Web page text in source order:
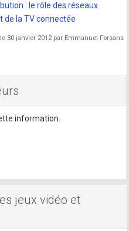
: le rôle des réseaux
de la TV connectée
30 janvier 2012 par Emmanuel Forsans
information.
jeux vidéo et